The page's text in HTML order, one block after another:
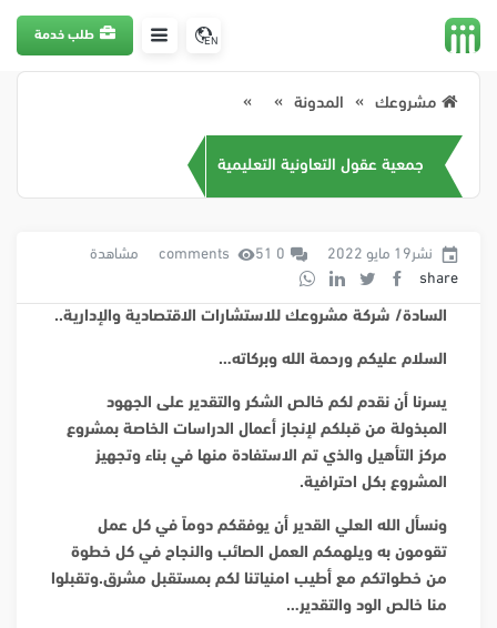
EN طلب خدمة
مشروعك المدونة
جمعية عقول التعاونية التعليمية
نشر19 مايو 2022 0 comments 51 مشاهدة
share
السادة/ شركة مشروعك للاستشارات الاقتصادية والإدارية..
السلام عليكم ورحمة الله وبركاته…
يسرنا أن نقدم لكم خالص الشكر والتقدير على الجهود
المبذولة من قبلكم لإنجاز أعمال الدراسات الخاصة بمشروع
مركز التأهيل والذي تم الاستفادة منها في بناء وتجهيز
المشروع بكل احترافية.
ونسأل الله العلي القدير أن يوفقكم دوماً في كل عمل
تقومون به ويلهمكم العمل الصائب والنجاح في كل خطوة
من خطواتكم مع أطيب امنياتنا لكم بمستقبل مشرق.وتقبلوا
منا خالص الود والتقدير…